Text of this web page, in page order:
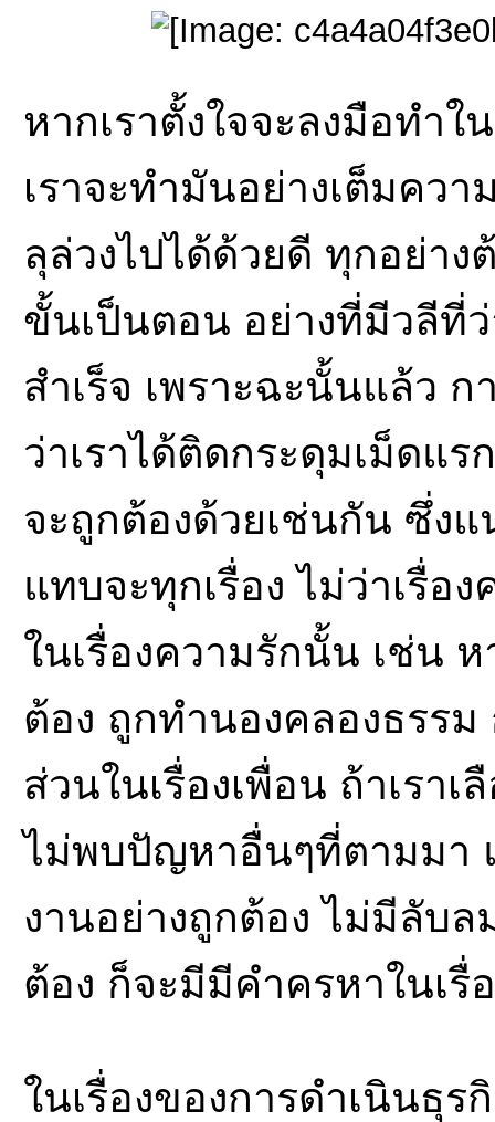
หากเราตั้งใจจะลงมือทำใ
เราจะทำมันอย่างเต็มคว
ลุล่วงไปได้ด้วยดี ทุกอย่าง
ขั้นเป็นตอน อย่างที่มีวลีที่
สำเร็จ เพราะฉะนั้นแล้ว
ว่าเราได้ติดกระดุมเม็ดแร
จะถูกต้องด้วยเช่นกัน ซึ่ง
แทบจะทุกเรื่อง ไม่ว่าเรื่อ
ในเรื่องความรักนั้น เช่น
ต้อง ถูกทำนองคลองธรร
ส่วนในเรื่องเพื่อน ถ้าเรา
ไม่พบปัญหาอื่นๆที่ตามมา
งานอย่างถูกต้อง ไม่มีลับ
ต้อง ก็จะมีมีคำครหาในเรื่
ในเรื่องของการดำเนินธุ